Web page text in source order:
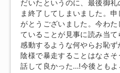
だいたというのに、最後御
ま終了してしまいました。
がとうございました。今わ
ていることが見事に読み当
感動するような何やらお恥
陰様で暴走することはなさ
話して良かった…!今後ともよ